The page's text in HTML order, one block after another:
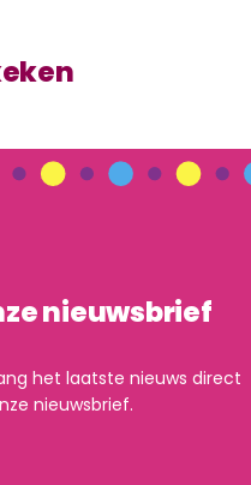
nieuwsbrief
het laatste nieuws direct
nieuwsbrief.